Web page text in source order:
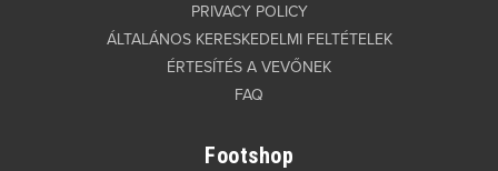
PRIVACY POLICY
ÁLTALÁNOS KERESKEDELMI FELTÉTELEK
ÉRTESÍTÉS A VEVŐNEK
FAQ
Footshop